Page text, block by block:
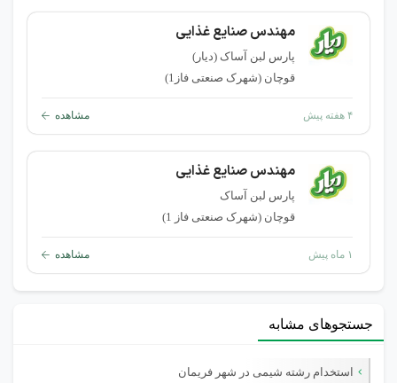
مهندس صنایع غذایی
پارس لبن آساک (دیار)
قوچان (شهرک صنعتی فاز1)
۴ هفته پیش مشاهده
مهندس صنایع غذایی
پارس لبن آساک
قوچان (شهرک صنعتی فاز 1)
۱ ماه پیش مشاهده
جستجوهای مشابه
استخدام رشته شیمی در شهر فریمان